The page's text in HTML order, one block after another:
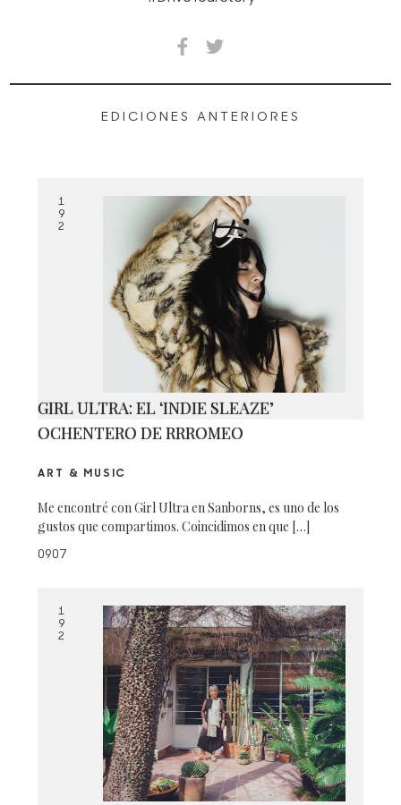
EDICIONES ANTERIORES
1
9
2
GIRL ULTRA: EL ‘INDIE SLEAZE’
OCHENTERO DE RRROMEO
ART & MUSIC
Me encontré con Girl Ultra en Sanborns, es uno de los
gustos que compartimos. Coincidimos en que […]
0907
1
9
2